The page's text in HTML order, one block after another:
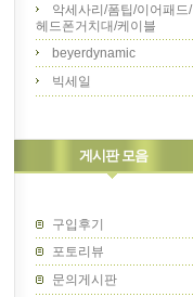
악세사리/폼팁/이어패드/
헤드폰거치대/케이블
beyerdynamic
빅세일
게시판 모음
구입후기
포토리뷰
문의게시판